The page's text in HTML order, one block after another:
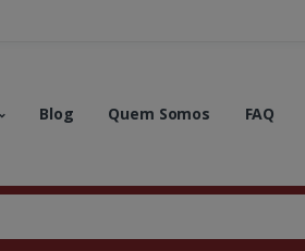
Blog Quem Somos FAQ